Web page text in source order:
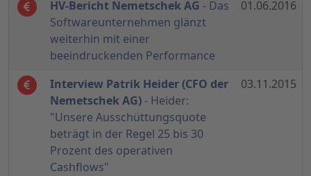
HV-Bericht Nemetschek AG - Das
Softwareunternehmen glänzt
weiterhin mit einer
beeindruckenden Performance
01.06.2016
Interview Patrik Heider (CFO der
Nemetschek AG)- Heider:
"Unsere Ausschüttungsquote
beträgt in der Regel 25 bis 30
Prozent des operativen
Cashflows"
03.11.2015